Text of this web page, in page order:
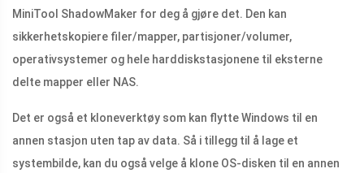
MiniTool ShadowMaker for deg å gjøre det. Den kan
sikkerhetskopiere filer/mapper, partisjoner/volumer,
operativsystemer og hele harddiskstasjonene til eksterne
delte mapper eller NAS.
Det er også et kloneverktøy som kan flytte Windows til en
annen stasjon uten tap av data. Så i tillegg til å lage et
systembilde, kan du også velge å klone OS-disken til en annen